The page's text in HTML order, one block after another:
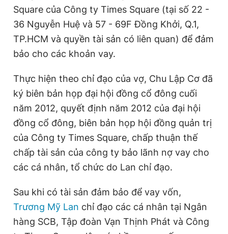
Square của Công ty Times Square (tại số 22 -
36 Nguyễn Huệ và 57 - 69F Đồng Khởi, Q.1,
TP.HCM và quyền tài sản có liên quan) để đảm
bảo cho các khoản vay.
Thực hiện theo chỉ đạo của vợ, Chu Lập Cơ đã
ký biên bản họp đại hội đồng cổ đông cuối
năm 2012, quyết định năm 2012 của đại hội
đồng cổ đông, biên bản họp hội đồng quản trị
của Công ty Times Square, chấp thuận thế
chấp tài sản của công ty bảo lãnh nợ vay cho
các cá nhân, tổ chức do Lan chỉ đạo.
Sau khi có tài sản đảm bảo để vay vốn,
Trương Mỹ Lan chỉ đạo các cá nhân tại Ngân
hàng SCB, Tập đoàn Vạn Thịnh Phát và Công